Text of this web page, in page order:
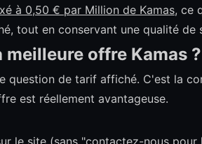
à 0,50 € par Million de Kamas, ce
tout en conservant une qualité de
offre Kamas ?
question de tarif affiché. C'est la
est réellement avantageuse.
le site (sans "contactez-nous pour